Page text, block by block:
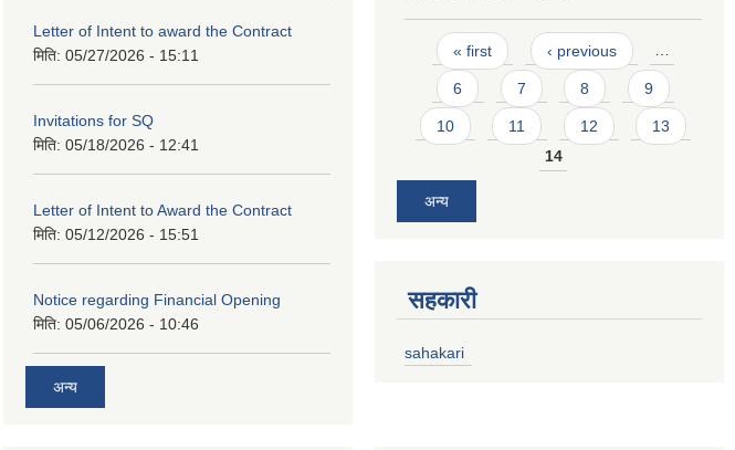
Letter of Intent to award the Contract
मिति: 05/27/2026 - 15:11
Invitations for SQ
मिति: 05/18/2026 - 12:41
Letter of Intent to Award the Contract
मिति: 05/12/2026 - 15:51
Notice regarding Financial Opening
मिति: 05/06/2026 - 10:46
अन्य
Pages
« first ‹ previous …
6 7 8 9
10 11 12
13
14
अन्य
सहकारी
sahakari